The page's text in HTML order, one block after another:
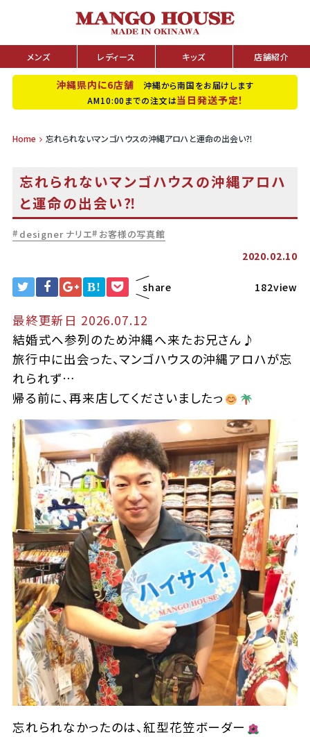
メンズ レディース キッズ 店舗紹介
沖縄県内に6店舗 沖縄から南国をお届けします
AM10:00までの注文は当日発送予定！
Home 忘れられないマンゴハウスの沖縄アロハと運命の出会い⁈
忘れられないマンゴハウスの沖縄アロハ
と運命の出会い⁈
designer ナリエ お客様の写真館
2020.02.10
B! share 182view
最終更新日 2026.07.12
結婚式へ参列のため沖縄へ来たお兄さん♪
旅行中に出会った、マンゴハウスの沖縄アロハが忘
れられず…
帰る前に、再来店してくださいましたっ
忘れられなかったのは、紅型花笠ボーダー